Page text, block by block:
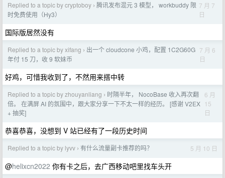
Replied to a topic by cryptoboy › 腾讯发布混元 3 模型， workbuddy 限
时免费使用（Hy3）
7 月 7
日
国际版居然没有
Replied to a topic by xifang › 出一个 cloudcone 小鸡，配置 1C2G60G
年付 15 刀，收 9 软妹币
7 月 6
日
好鸡，可惜我收到了，不然用来搭中转
Replied to a topic by zhouyanliang › 时隔半年， NocoBase 收入再次翻
倍。 在满屏 AI 的氛围中，跟大家分享一下不太一样的经历。 [感谢 V2EX
+ 抽奖]
6 月
15
日
恭喜恭喜，没想到 V 站已经有了一段历史时间
Replied to a topic by lyvv › 有什么流量副卡推荐的吗？ 5 月 10 日
@helixcn2022 你有卡之后，去广西移动吧里找车头开